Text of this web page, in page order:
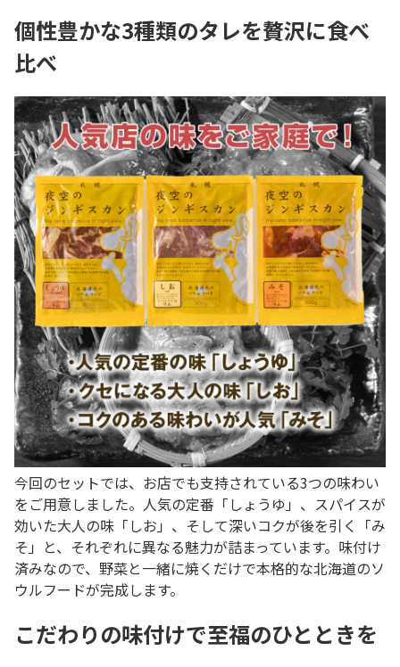
個性豊かな3種類のタレを贅沢に食べ
比べ
今回のセットでは、お店でも支持されている3つの味わい
をご用意しました。人気の定番「しょうゆ」、スパイスが
効いた大人の味「しお」、そして深いコクが後を引く「み
そ」と、それぞれに異なる魅力が詰まっています。味付け
済みなので、野菜と一緒に焼くだけで本格的な北海道のソ
ウルフードが完成します。
こだわりの味付けで至福のひとときを